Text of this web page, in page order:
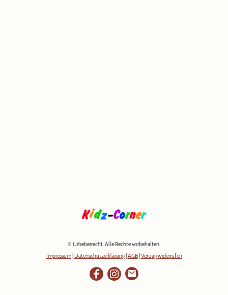
© Urheberrecht. Alle Rechte vorbehalten.
Impressum| Datenschutzerklärung| AGB| Vertrag widerrufen